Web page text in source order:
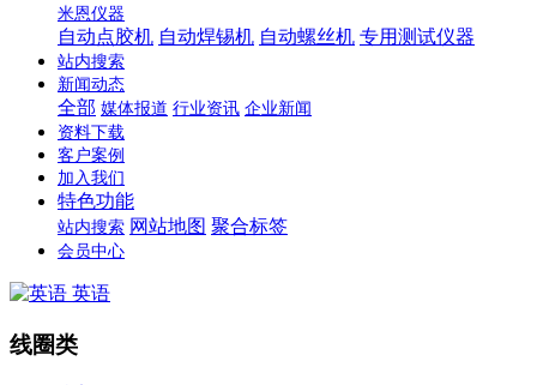
米恩仪器
自动点胶机 自动焊锡机 自动螺丝机 专用测试仪器
站内搜索
新闻动态
全部 媒体报道 行业资讯 企业新闻
资料下载
客户案例
加入我们
特色功能
站内搜索 网站地图 聚合标签
会员中心
英语
线圈类